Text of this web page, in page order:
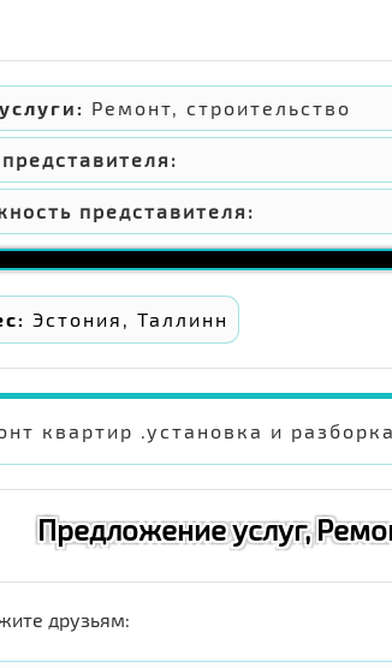
Ремонт, строительство
представителя:
Эстония, Таллинн
квартир .установка и
Предложение услуг,
друзьям: